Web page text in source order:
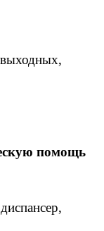
помощь